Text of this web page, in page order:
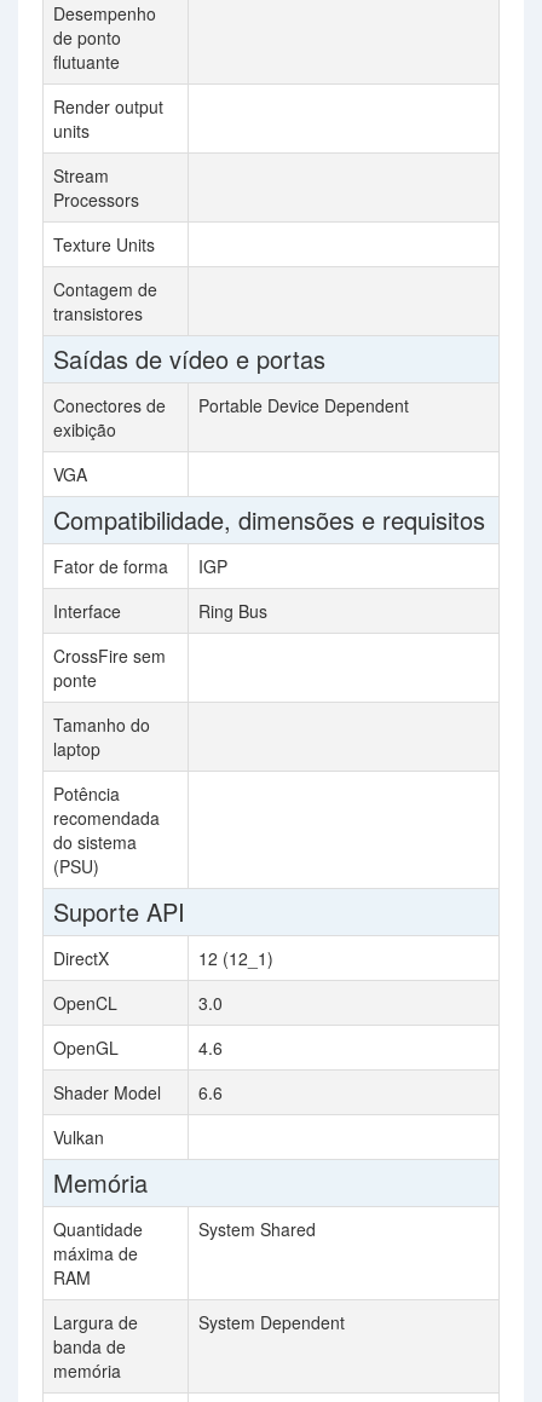
Desempenho
de ponto
flutuante
Render output
units
Stream
Processors
Texture Units
Contagem de
transistores
Saídas de vídeo e portas
Conectores de
exibição
Portable Device Dependent
VGA
Compatibilidade, dimensões e requisitos
Fator de forma
IGP
Interface
Ring Bus
CrossFire sem
ponte
Tamanho do
laptop
Potência
recomendada
do sistema
(PSU)
Suporte API
DirectX
12 (12_1)
OpenCL
3.0
OpenGL
4.6
Shader Model
6.6
Vulkan
Memória
Quantidade
máxima de
RAM
System Shared
Largura de
banda de
memória
System Dependent